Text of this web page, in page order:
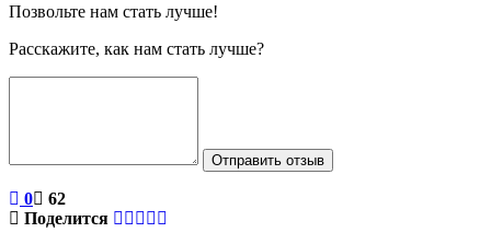
Позвольте нам стать лучше!
Расскажите, как нам стать лучше?
Отправить отзыв
0
62
Поделится